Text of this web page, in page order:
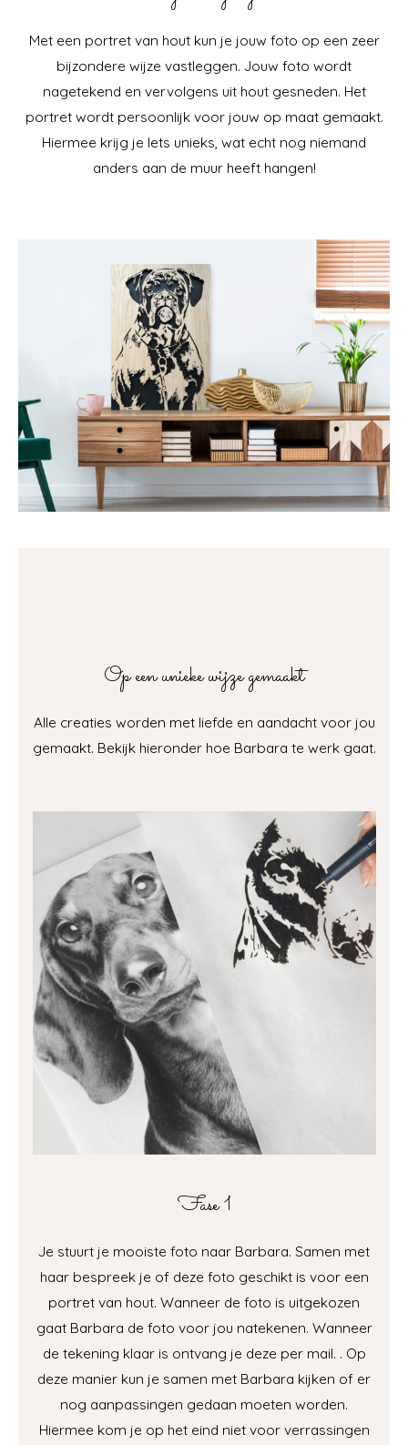
Met een portret van hout kun je jouw foto op een zeer
bijzondere wijze vastleggen. Jouw foto wordt
nagetekend en vervolgens uit hout gesneden. Het
portret wordt persoonlijk voor jouw op maat gemaakt.
Hiermee krijg je Iets unieks, wat echt nog niemand
anders aan de muur heeft hangen!
Op een unieke wijze gemaakt
Alle creaties worden met liefde en aandacht voor jou
gemaakt. Bekijk hieronder hoe Barbara te werk gaat.
Fase 1
Je stuurt je mooiste foto naar Barbara. Samen met
haar bespreek je of deze foto geschikt is voor een
portret van hout. Wanneer de foto is uitgekozen
gaat Barbara de foto voor jou natekenen. Wanneer
de tekening klaar is ontvang je deze per mail. . Op
deze manier kun je samen met Barbara kijken of er
nog aanpassingen gedaan moeten worden.
Hiermee kom je op het eind niet voor verrassingen